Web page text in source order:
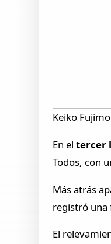
Keiko
En eltercer
Todos, con
Más atrás
registró una
El